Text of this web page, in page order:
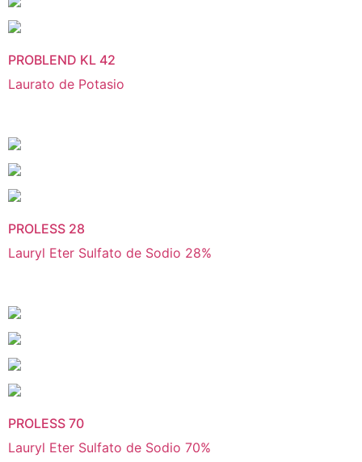
PROBLEND KL 42
Laurato de Potasio
PROLESS 28
Lauryl Eter Sulfato de Sodio 28%
PROLESS 70
Lauryl Eter Sulfato de Sodio 70%